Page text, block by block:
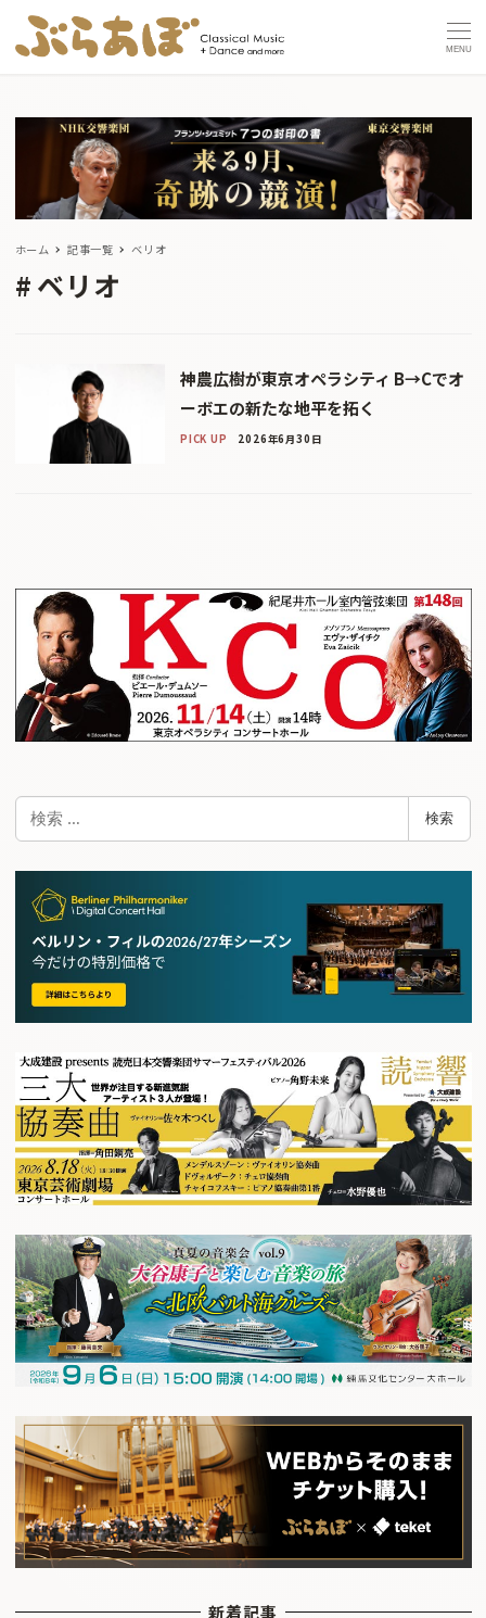
MENU
ホーム 記事一覧 ベリオ
ベリオ
神農広樹が東京オペラシティ B→Cでオ
ーボエの新たな地平を拓く
PICK UP 2026年6月30日
検
検索
新着記事